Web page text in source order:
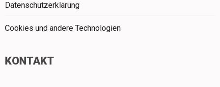
Datenschutzerklärung
Cookies und andere Technologien
KONTAKT